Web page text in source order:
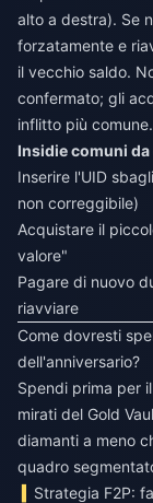
alto a destra). Se
forzatamente e
il vecchio saldo.
confermato; gli
inflitto più comune.
Insidie comuni
Inserire l'UID
non correggibile)
Acquistare il
valore"
Pagare di nuovo
riavviare
Come dovresti
dell'anniversario?
Spendi prima per
mirati del Gold
diamanti a meno
quadro
Strategia F2P: